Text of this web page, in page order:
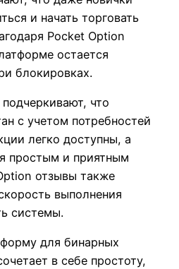
и начать торговать
Pocket Option
остается
блокировках.
что
с учетом потребностей
легко доступны, а
простым и приятным
отзывы также
выполнения
системы.
для бинарных
в себе простоту,